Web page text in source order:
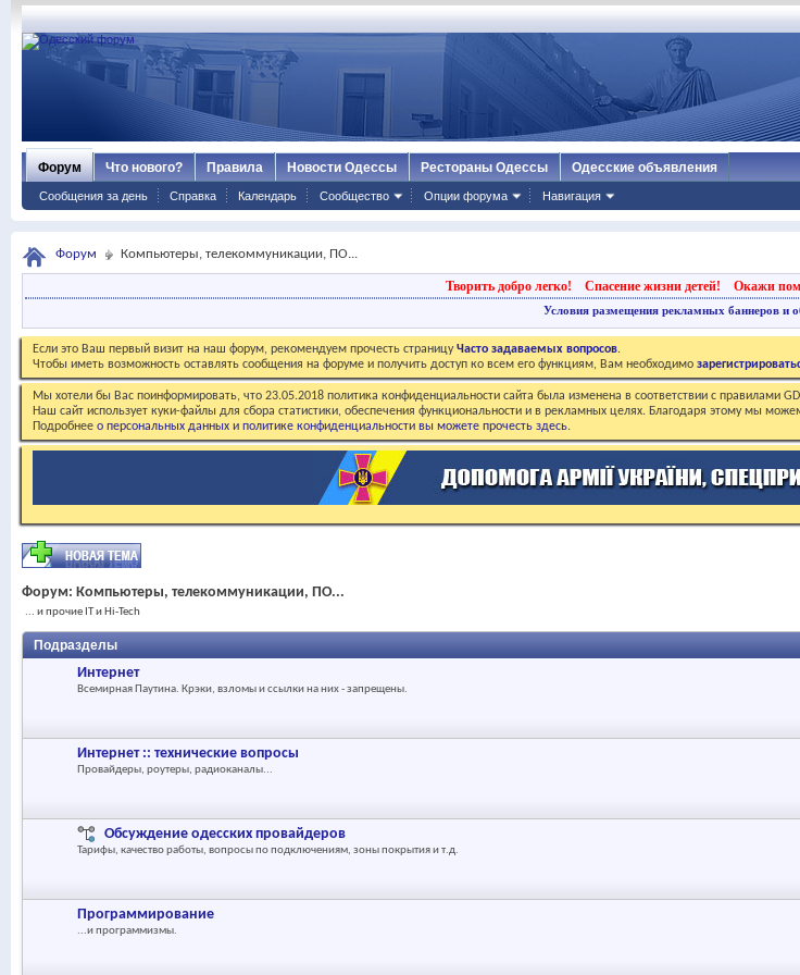
Форум
Сообщения за день Справка Календарь Сообщество Опции форума Навигация
Что нового? Правила Новости Одессы Рестораны Одессы Одесские объявления
Форум Компьютеры, телекоммуникации, ПО...
Творить добро легко! Спасение жизни детей! Окажи
Условия размещения рекламных баннеров и
Если это Ваш первый визит на наш форум, рекомендуем прочесть страницуЧасто задаваемых вопросов.
Чтобы иметь возможность оставлять сообщения на форуме и получить доступ ко всем его функциям, Вам необходимо
Мы хотели бы Вас поинформировать, что 23.05.2018 политика конфиденциальности сайта была изменена в соответствии с правилами
Наш сайт использует куки-файлы для сбора статистики, обеспечения функциональности и в рекламных целях. Благодаря этому мы
Подробнее о персональных данных и политике конфиденциальности вы можете прочесть здесь.
Форум: Компьютеры, телекоммуникации, ПО...
... и прочие IT и Hi-Tech
Подразделы
Интернет
Всемирная Паутина. Крэки, взломы и ссылки на них - запрещены.
Интернет :: технические вопросы
Провайдеры, роутеры, радиоканалы...
Обсуждение одесских провайдеров
Тарифы, качество работы, вопросы по подключениям, зоны покрытия и т.д.
Программирование
...и программизмы.